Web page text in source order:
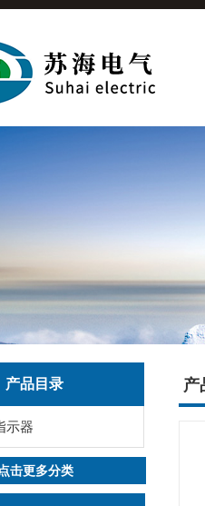
产品目录
示器
点击更多分类
产